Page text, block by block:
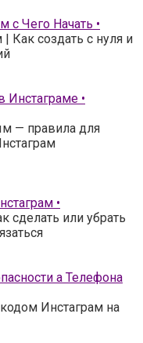
с Чего Начать •
Как создать с нуля и
Инстаграме •
— правила для
•
сделать или убрать
а Телефона
Инстаграм на